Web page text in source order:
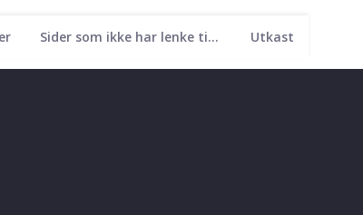
Sider som ikke har lenke til seg Utkast